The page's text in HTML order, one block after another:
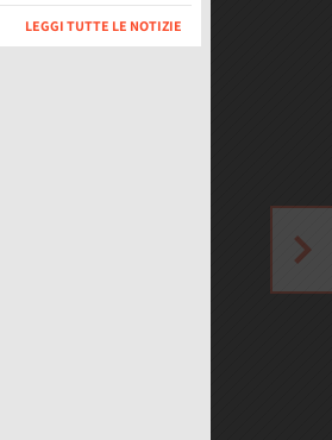
LEGGI TUTTE LE NOTIZIE